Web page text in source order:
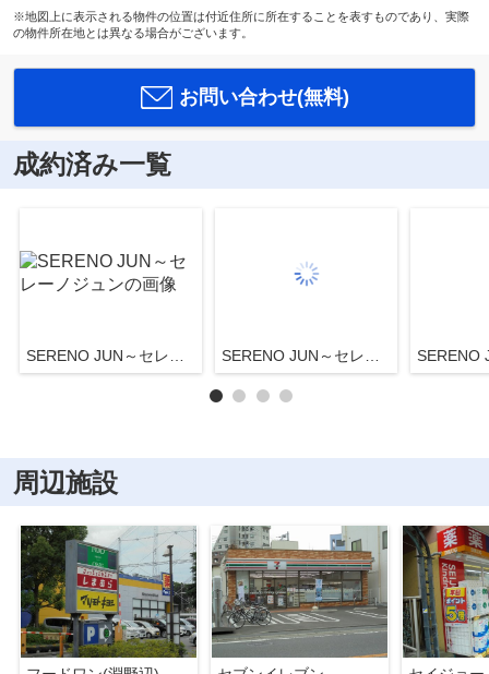
※地図上に表示される物件の位置は付近住所に所在することを表すものであり、実際
の物件所在地とは異なる場合がございます。
お問い合わせ(無料)
成約済み一覧
SERENO JUN～セレーノジュン SERENO JUN～セレーノジュン
周辺施設